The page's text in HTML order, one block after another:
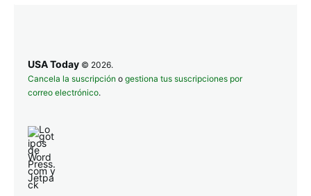
USA Today © 2026.
Cancela la suscripción o gestiona tus suscripciones por
correo electrónico.